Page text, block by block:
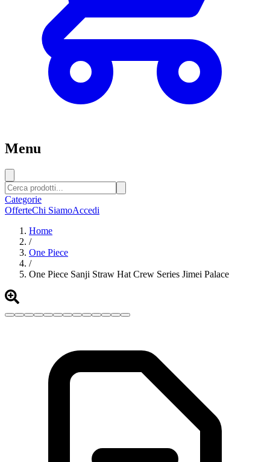
Menu
Categorie
OfferteChi SiamoAccedi
Home
/
One Piece
/
One Piece Sanji Straw Hat Crew Series Jimei Palace